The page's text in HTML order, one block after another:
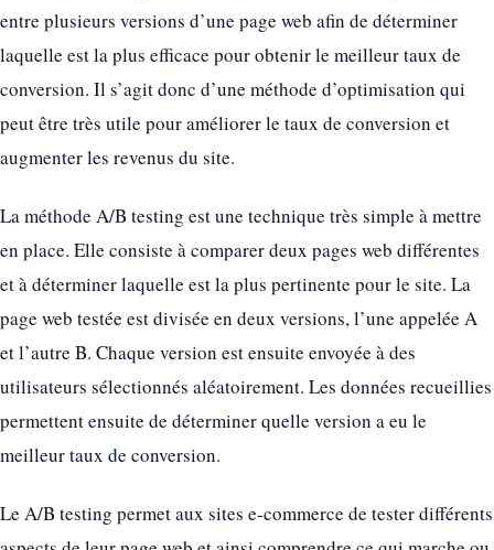
entre plusieurs versions d’une page web afin de déterminer
laquelle est la plus efficace pour obtenir le meilleur taux de
conversion. Il s’agit donc d’une méthode d’optimisation qui
peut être très utile pour améliorer le taux de conversion et
augmenter les revenus du site.
La méthode A/B testing est une technique très simple à mettre
en place. Elle consiste à comparer deux pages web différentes
et à déterminer laquelle est la plus pertinente pour le site. La
page web testée est divisée en deux versions, l’une appelée A
et l’autre B. Chaque version est ensuite envoyée à des
utilisateurs sélectionnés aléatoirement. Les données recueillies
permettent ensuite de déterminer quelle version a eu le
meilleur taux de conversion.
Le A/B testing permet aux sites e-commerce de tester différents